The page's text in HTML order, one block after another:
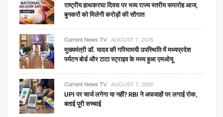
राष्ट्रीय हाथकरघा दिवस पर भव्य राज्य स्तरीय समारोह आज,
बुनकरों को मिलेगी करोड़ों की सौगात
Current News TV AUGUST 7, 2026
मुख्यमंत्री डॉ. यादव की गरिमामयी उपस्थिति में मध्यप्रदेश
पर्यटन बोर्ड और टाटा स्ट्राइव के मध्य हुआ एमओयू
Current News TV AUGUST 7, 2026
UPI पर चार्ज लगेगा या नहीं? RBI ने अफवाहों पर लगाई रोक,
बताई पूरी सच्चाई